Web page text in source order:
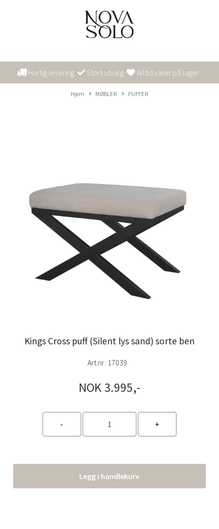
Hurtig levering Stort utvalg Alltid varer på lager
Hjem MØBLER PUFFER
Kings Cross puff (Silent lys sand) sorte ben
Art.nr: 17039
NOK 3.995,-
Legg i handlekurv